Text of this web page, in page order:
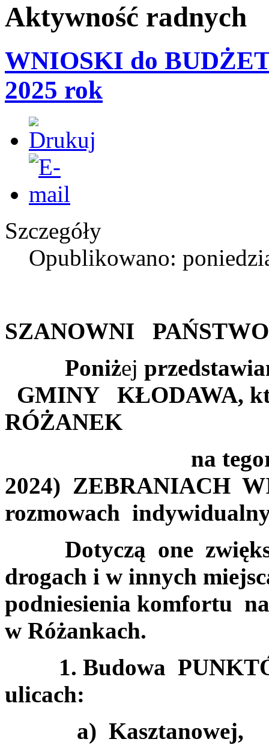
Aktywność radnych
WNIOSKI do
2025 rok
Szczegóły
Opublikowano:
SZANOWNI
Poniżej
GMINY KŁODAWA,
RÓŻANEK
na
2024) ZEBRANIACH
rozmowach
Dotyczą one
drogach i w innych
podniesienia komfortu
w Różankach.
1. Budowa
ulicach:
a) Kasztanowej,